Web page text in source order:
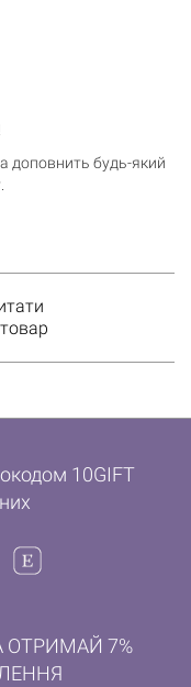
доповнить будь-який
10GIFT
7%